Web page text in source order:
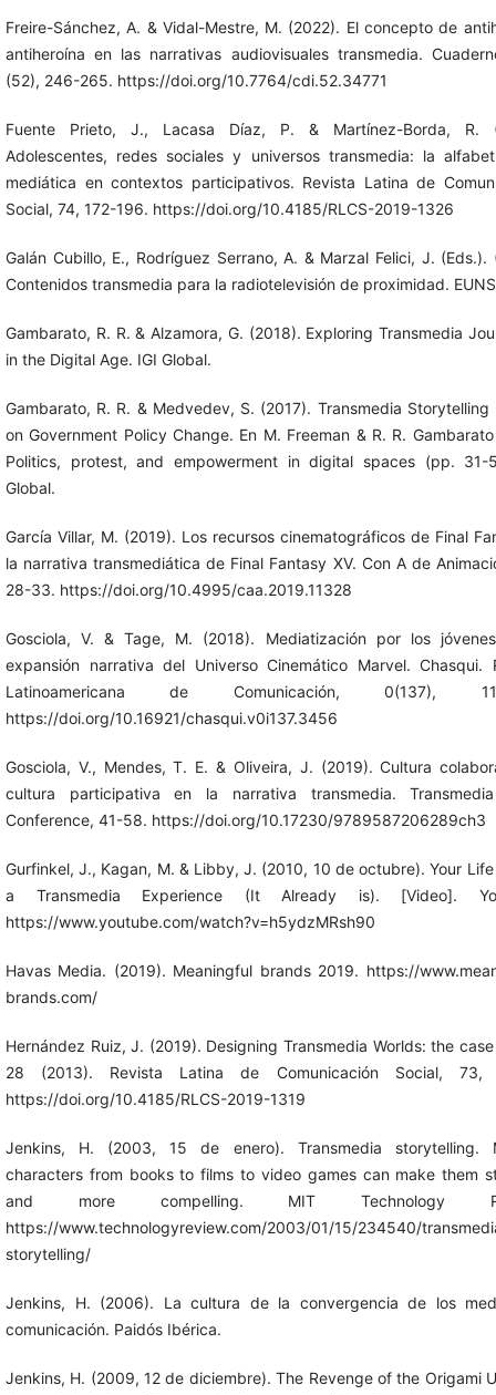
Freire-Sánchez, A. & Vidal-Mestre, M. (2022). El concepto de
antiheroína en las narrativas audiovisuales transmedia.
(52), 246-265. https://doi.org/10.7764/cdi.52.34771
Fuente Prieto, J., Lacasa Díaz, P. & Martínez-Borda, R.
Adolescentes, redes sociales y universos transmedia: la
mediática en contextos participativos. Revista Latina de
Social, 74, 172-196. https://doi.org/10.4185/RLCS-2019-1326
Galán Cubillo, E., Rodríguez Serrano, A. & Marzal Felici, J. (Eds.).
Contenidos transmedia para la radiotelevisión de proximidad.
Gambarato, R. R. & Alzamora, G. (2018). Exploring Transmedia
in the Digital Age. IGI Global.
Gambarato, R. R. & Medvedev, S. (2017). Transmedia Storytelling
on Government Policy Change. En M. Freeman & R. R.
Politics, protest, and empowerment in digital spaces (pp. 31-
Global.
García Villar, M. (2019). Los recursos cinematográficos de Final
la narrativa transmediática de Final Fantasy XV. Con A de
28-33. https://doi.org/10.4995/caa.2019.11328
Gosciola, V. & Tage, M. (2018). Mediatización por los
expansión narrativa del Universo Cinemático Marvel. Chasqui.
Latinoamericana de Comunicación, 0(137),
https://doi.org/10.16921/chasqui.v0i137.3456
Gosciola, V., Mendes, T. E. & Oliveira, J. (2019). Cultura
cultura participativa en la narrativa transmedia.
Conference, 41-58. https://doi.org/10.17230/9789587206289ch3
Gurfinkel, J., Kagan, M. & Libby, J. (2010, 10 de octubre). Your Life
a Transmedia Experience (It Already is). [Video].
https://www.youtube.com/watch?v=h5ydzMRsh90
Havas Media. (2019). Meaningful brands 2019. https://
brands.com/
Hernández Ruiz, J. (2019). Designing Transmedia Worlds: the
28 (2013). Revista Latina de Comunicación Social, 73,
https://doi.org/10.4185/RLCS-2019-1319
Jenkins, H. (2003, 15 de enero). Transmedia storytelling.
characters from books to films to video games can make them
and more compelling. MIT Technology
https://www.technologyreview.com/2003/01/15/234540/
storytelling/
Jenkins, H. (2006). La cultura de la convergencia de los
comunicación. Paidós Ibérica.
Jenkins, H. (2009, 12 de diciembre). The Revenge of the Origami